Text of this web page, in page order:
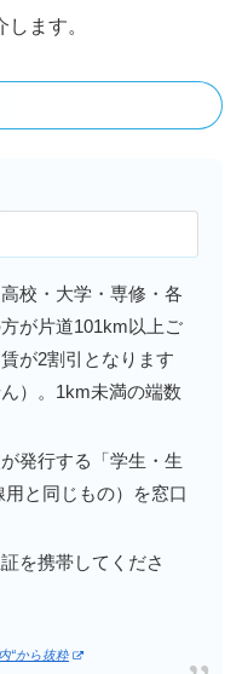
ます。
校・大学・専修・各
が片道101km以上ご
が2割引となります
）。1km未満の端数
発行する「学生・生
と同じもの）を窓口
を携帯してくださ
“から抜粋